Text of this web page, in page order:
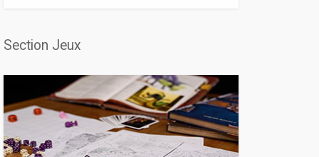
Section Jeux